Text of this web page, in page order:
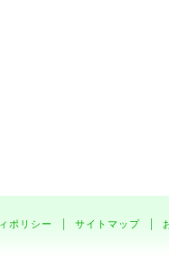
ポリシー サイトマップ